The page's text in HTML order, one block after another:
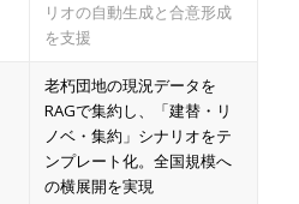
リオの自動生成と合意形成
を支援
老朽団地の現況データを
RAGで集約し、「建替・リ
ノベ・集約」シナリオをテ
ンプレート化。全国規模へ
の横展開を実現